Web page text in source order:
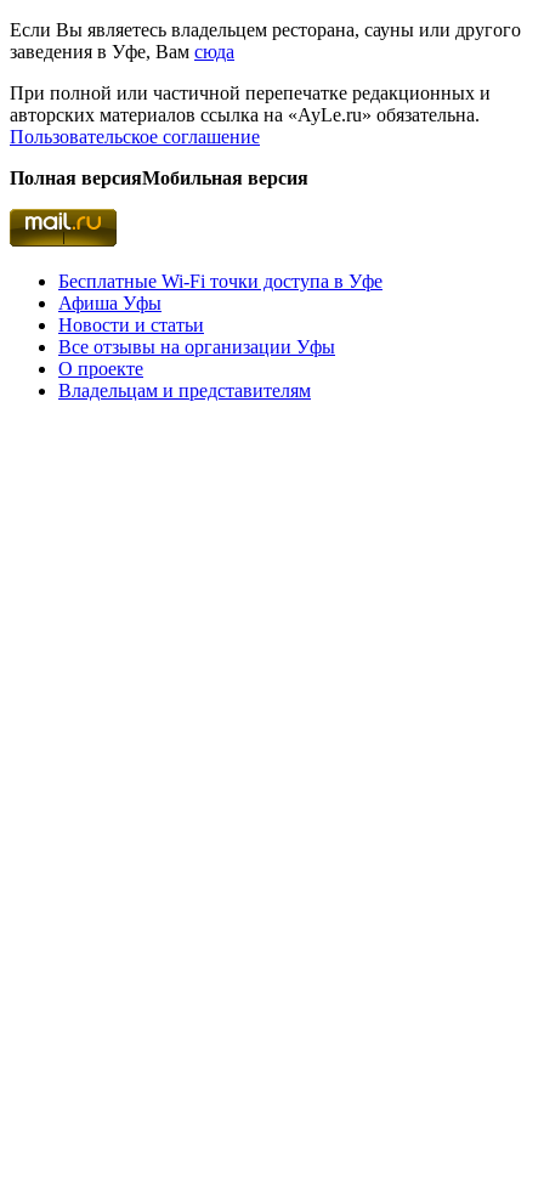
Если Вы являетесь владельцем ресторана, сауны или другого
заведения в Уфе, Вам сюда
При полной или частичной перепечатке редакционных и
авторских материалов ссылка на «AyLe.ru» обязательна.
Пользовательское соглашение
Полная версияМобильная версия
Бесплатные Wi-Fi точки доступа в Уфе
Афиша Уфы
Новости и статьи
Все отзывы на организации Уфы
О проекте
Владельцам и представителям